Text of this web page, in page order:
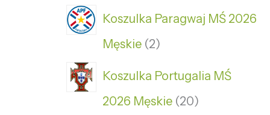
Koszulka Paragwaj MŚ 2026
Męskie 2
Koszulka Portugalia MŚ
2026 Męskie 20